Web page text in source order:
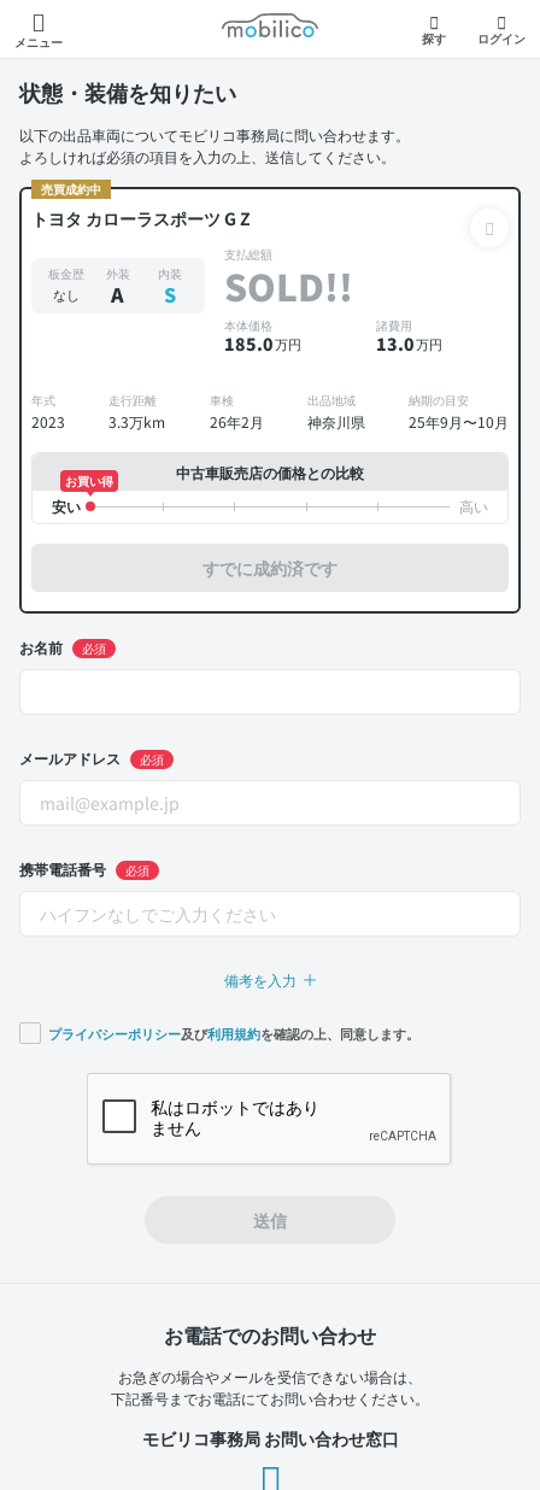
メニュー
モビリコ
探す ログイン
状態・装備を知りたい
以下の出品車両についてモビリコ事務局に問い合わせます。
よろしければ必須の項目を入力の上、送信してください。
売買成約中
トヨタ カローラスポーツ G Z
板金歴
なし
外装
A
内装
S
支払総額
SOLD!!
本体価格
185.0万円
諸費用
13.0万円
年式
2023
走行距離
3.3万km
車検
26年2月
出品地域
神奈川県
納期の目安
25年9月〜10月
中古車販売店の価格との比較
お買い得
すでに成約済です
お名前 必須
メールアドレス 必須
携帯電話番号 必須
備考を入力
プライバシーポリシー及び利用規約を確認の上、同意します。
送信
お電話でのお問い合わせ
お急ぎの場合やメールを受信できない場合は、
下記番号までお電話にてお問い合わせください。
モビリコ事務局 お問い合わせ窓口